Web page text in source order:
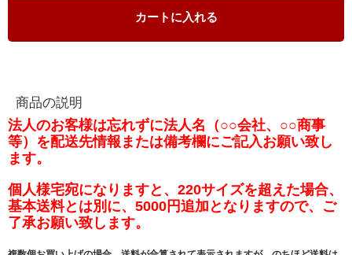
カートに入れる
商品の説明
法人のお客様は忘れずに法人名（○○会社、○○商事
等）を配送先情報または備考欄にご記入お願い致し
ます。
個人様宅宛になりますと、220サイズを超えた場合、
基本送料とは別に、5000円追加となりますので、ご
了承お願い致します。